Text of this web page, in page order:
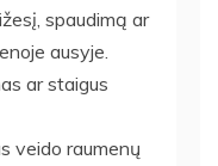
spaudimą ar
ausyje.
ar staigus
veido raumenų